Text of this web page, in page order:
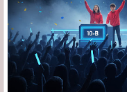
🎮 Ders Arası